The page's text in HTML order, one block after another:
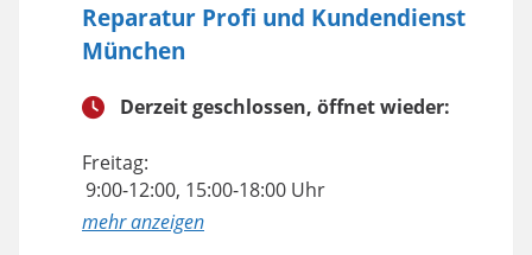
Reparatur Profi und Kundendienst
München
Derzeit geschlossen, öffnet wieder:
Freitag:
9:00-12:00, 15:00-18:00 Uhr
anzeigen